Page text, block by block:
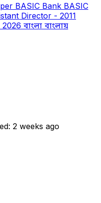
BASIC Bank BASIC
Director - 2011
2026 বাংলা বাংলায়
2 weeks ago